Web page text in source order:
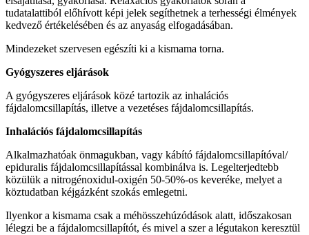
tudatalattiból előhívott képi jelek segíthetnek a terhességi élmények
kedvező értékelésében és az anyaság elfogadásában.
Mindezeket szervesen egészíti ki a kismama torna.
Gyógyszeres eljárások
A gyógyszeres eljárások közé tartozik az inhalációs
fájdalomcsillapítás, illetve a vezetéses fájdalomcsillapítás.
Inhalációs fájdalomcsillapítás
Alkalmazhatóak önmagukban, vagy kábító fájdalomcsillapítóval/
epiduralis fájdalomcsillapítással kombinálva is. Legelterjedtebb
közülük a nitrogénoxidul-oxigén 50-50%-os keveréke, melyet a
köztudatban kéjgázként szokás emlegetni.
Ilyenkor a kismama csak a méhösszehúzódások alatt, időszakosan
lélegzi be a fájdalomcsillapítót, és mivel a szer a légutakon keresztül